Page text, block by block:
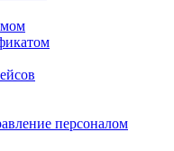
персоналом